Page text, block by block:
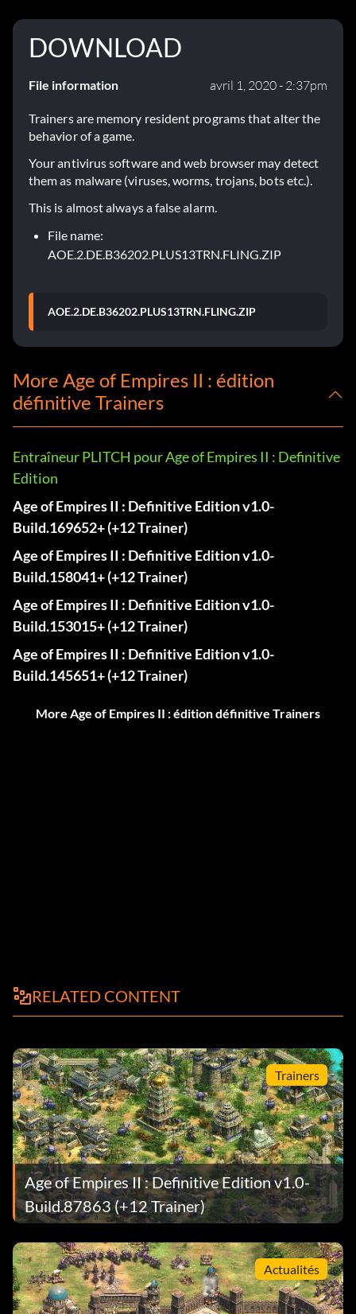
DOWNLOAD
File information avril 1, 2020 - 2:37pm
Trainers are memory resident programs that alter the
behavior of a game.
Your antivirus software and web browser may detect
them as malware (viruses, worms, trojans, bots etc.).
This is almost always a false alarm.
File name:
AOE.2.DE.B36202.PLUS13TRN.FLING.ZIP
AOE.2.DE.B36202.PLUS13TRN.FLING.ZIP
More Age of Empires II : édition
définitive Trainers
Entraîneur PLITCH pour Age of Empires II : Definitive
Edition
Age of Empires II : Definitive Edition v1.0-
Build.169652+ (+12 Trainer)
Age of Empires II : Definitive Edition v1.0-
Build.158041+ (+12 Trainer)
Age of Empires II : Definitive Edition v1.0-
Build.153015+ (+12 Trainer)
Age of Empires II : Definitive Edition v1.0-
Build.145651+ (+12 Trainer)
More Age of Empires II : édition définitive Trainers
RELATED CONTENT
Trainers
Age of Empires II : Definitive Edition v1.0-
Build.87863 (+12 Trainer)
Actualités